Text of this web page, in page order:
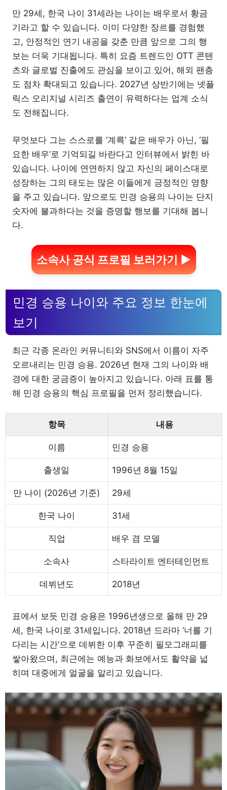
만 29세, 한국 나이 31세라는 나이는 배우로서 황금
기라고 할 수 있습니다. 이미 다양한 장르를 경험했
고, 안정적인 연기 내공을 갖춘 만큼 앞으로 그의 행
보는 더욱 기대됩니다. 특히 요즘 트렌드인 OTT 콘텐
츠와 글로벌 진출에도 관심을 보이고 있어, 해외 팬층
도 점차 확대되고 있습니다. 2027년 상반기에는 넷플
릭스 오리지널 시리즈 출연이 유력하다는 업계 소식
도 전해집니다.
무엇보다 그는 스스로를 ‘계륵’ 같은 배우가 아닌, ‘필
요한 배우’로 기억되길 바란다고 인터뷰에서 밝힌 바
있습니다. 나이에 연연하지 않고 자신의 페이스대로
성장하는 그의 태도는 많은 이들에게 긍정적인 영향
을 주고 있습니다. 앞으로도 민경 승용의 나이는 단지
숫자에 불과하다는 것을 증명할 행보를 기대해 봅니
다.
소속사 공식 프로필 보러가기 ▶
민경 승용 나이와 주요 정보 한눈에
보기
최근 각종 온라인 커뮤니티와 SNS에서 이름이 자주
오르내리는 민경 승용. 2026년 현재 그의 나이와 배
경에 대한 궁금증이 높아지고 있습니다. 아래 표를 통
해 민경 승용의 핵심 프로필을 먼저 정리했습니다.
항목 내용
이름 민경 승용
출생일 1996년 8월 15일
만 나이 (2026년 기준) 29세
한국 나이 31세
직업 배우 겸 모델
소속사 스타라이트 엔터테인먼트
데뷔년도 2018년
표에서 보듯 민경 승용은 1996년생으로 올해 만 29
세, 한국 나이로 31세입니다. 2018년 드라마 ‘너를 기
다리는 시간’으로 데뷔한 이후 꾸준히 필모그래피를
쌓아왔으며, 최근에는 예능과 화보에서도 활약을 넓
히며 대중에게 얼굴을 알리고 있습니다.